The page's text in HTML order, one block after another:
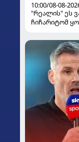
10:00/08-08-
"რეალის" ეს
ჩიჩარიტომ